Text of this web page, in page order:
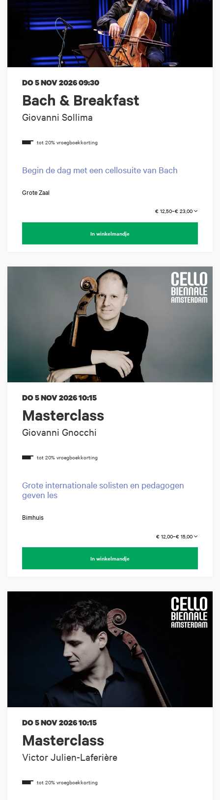
Bach & Breakfast
Giovanni Sollima
DO 5 NOV 202609:30
Begin de dag met een cellosuite van Bach
Grote Zaal
€ 12,50–€ 23,00
In winkelmandje
Masterclass
Giovanni Gnocchi
DO 5 NOV 202610:15
Grote internationale solisten en pedagogen
geven les
Bimhuis
€ 12,00–€ 15,00
In winkelmandje
Masterclass
Victor Julien-Laferière
DO 5 NOV 202610:15